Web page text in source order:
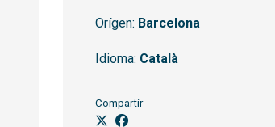
Orígen: Barcelona
Idioma: Català
Compartir